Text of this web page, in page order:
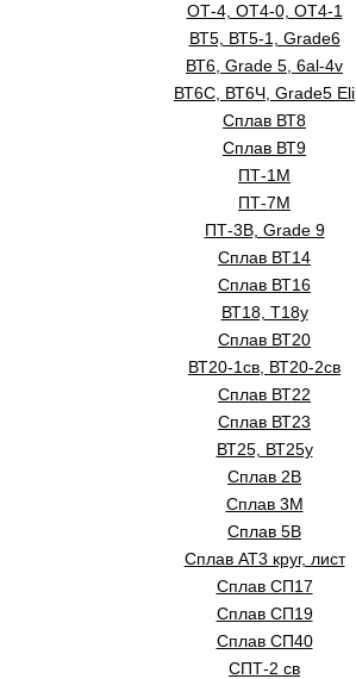
ОТ-4, ОТ4-0, ОТ4-1
ВТ5, ВТ5-1, Grade6
ВТ6, Grade 5, 6al-4v
ВТ6С, ВТ6Ч, Grade5 Eli
Сплав ВТ8
Сплав ВТ9
ПТ-1М
ПТ-7М
ПТ-3В, Grade 9
Сплав ВТ14
Сплав ВТ16
ВТ18, Т18у
Сплав ВТ20
ВТ20-1св, ВТ20-2св
Сплав ВТ22
Сплав ВТ23
ВТ25, ВТ25у
Сплав 2B
Сплав 3М
Сплав 5В
Сплав АТ3 круг, лист
Сплав СП17
Сплав СП19
Сплав СП40
СПТ-2 св